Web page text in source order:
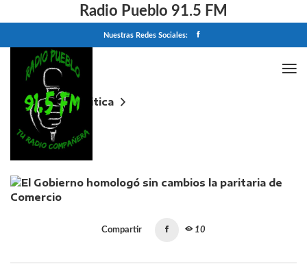
Radio Pueblo 91.5 FM
Nuestras Redes Sociales:
Home
Politica
El Gobierno homologó sin cambios la paritaria de
Comercio
Compartir 10